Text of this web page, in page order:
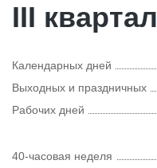
III квартал
Календарных дней
Выходных и праздничных
Рабочих дней
40-часовая неделя